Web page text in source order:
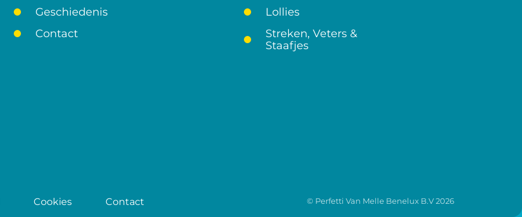
Geschiedenis
Contact
Lollies
Streken, Veters &
Staafjes
Cookies Contact © Perfetti Van Melle Benelux B.V2026